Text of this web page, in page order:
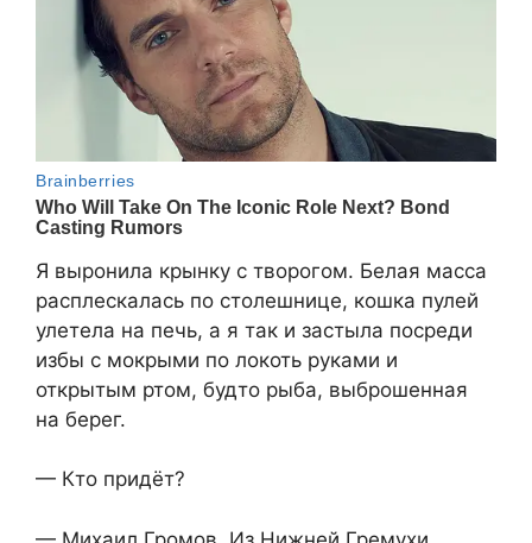
Я выронила крынку с творогом. Белая масса
расплескалась по столешнице, кошка пулей
улетела на печь, а я так и застыла посреди
избы с мокрыми по локоть руками и
открытым ртом, будто рыба, выброшенная
на берег.
— Кто придёт?